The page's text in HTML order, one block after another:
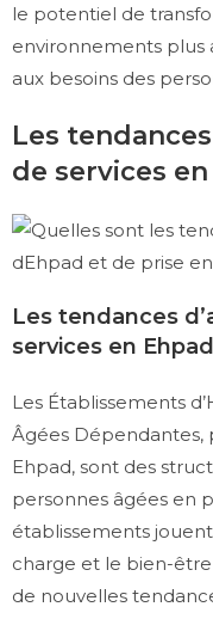
le potentiel de
environnements plus
aux besoins des
Les
de services
Les tendances
services en Ehpad
Les Établissements
Âgées
Ehpad, sont des
personnes âgées en
établissements
charge et le bien-être
de nouvelles